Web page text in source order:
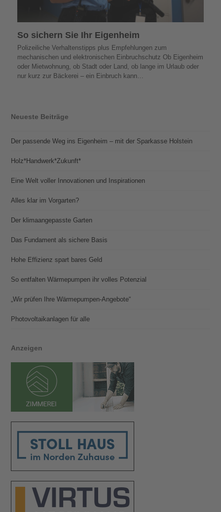
So sichern Sie Ihr Eigenheim
Polizeiliche Verhaltenstipps plus Empfehlungen zum
mechanischen und elektronischen Einbruchschutz Ob Eigenheim
oder Mietwohnung, ob Stadt oder Land, ob lange im Urlaub oder
nur kurz zur Bäckerei – ein Einbruch kann…
Neueste Beiträge
Der passende Weg ins Eigenheim – mit der Sparkasse Holstein
Holz*Handwerk*Zukunft*
Eine Welt voller Innovationen und Inspirationen
Alles klar im Vorgarten?
Der klimaangepasste Garten
Das Fundament als sichere Basis
Hohe Effizienz spart bares Geld
So entfalten Wärmepumpen ihr volles Potenzial
„Wir prüfen Ihre Wärmepumpen-Angebote“
Photovoltaik­­anlagen für alle
Anzeigen